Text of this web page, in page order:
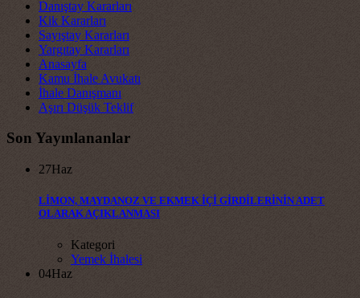
Danıştay Kararları
Kik Kararları
Sayıştay Kararları
Yargıtay Kararları
Anasayfa
Kamu İhale Avukatı
İhale Danışmanı
Aşırı Düşük Teklif
Son Yayınlananlar
27Haz
LİMON, MAYDANOZ VE EKMEK İÇİ GİRDİLERİNİN ADET
OLARAK AÇIKLANMASI
Kategori
Yemek İhalesi
04Haz